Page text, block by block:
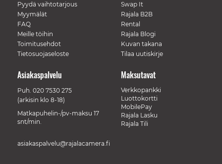
Pyydä vaihtotarjous
Myymälät
FAQ
Meille töihin
Toimitusehdot
Tietosuojaseloste
Swap It
Rajala B2B
Rental
Rajala Blogi
Kuvan takana
Tilaa uutiskirje
Maksutavat
Verkkopankki
Luottokortti
MobilePay
Rajala Lasku
Rajala Tili
Asiakaspalvelu
Puh. 020 7530 275
(arkisin klo 8-18)
Matkapuhelin-/pv-maksu 17
snt/min.
asiakaspalvelu@rajalacamera.fi